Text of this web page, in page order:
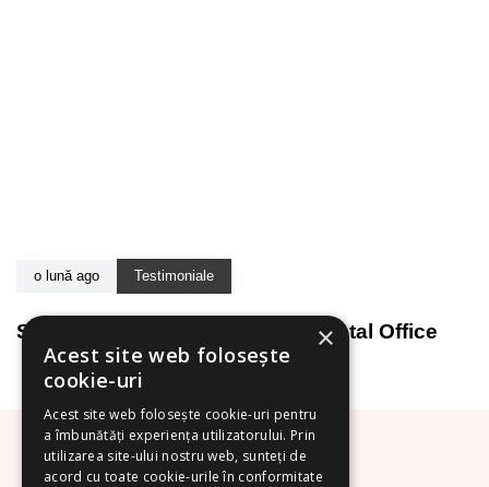
o lună ago Testimoniale
SPS si activitatea echipei BP Dental Office
×
Acest site web folosește
cookie-uri
Acest site web folosește cookie-uri pentru
a îmbunătăți experiența utilizatorului. Prin
utilizarea site-ului nostru web, sunteți de
acord cu toate cookie-urile în conformitate